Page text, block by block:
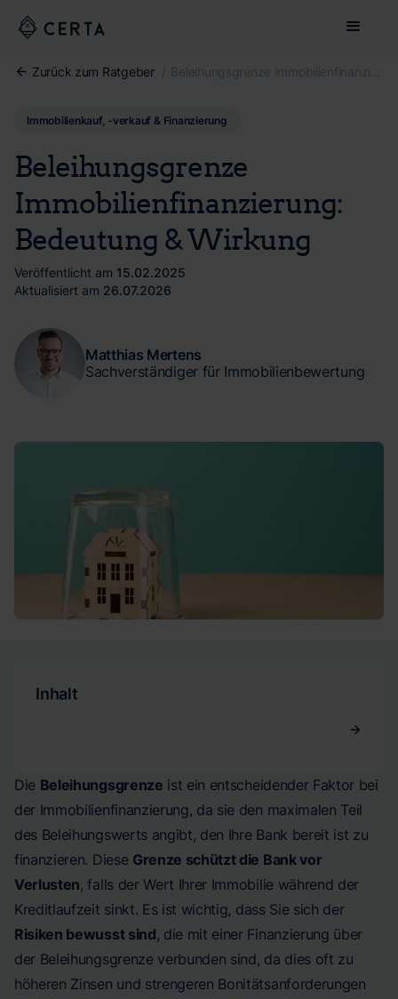
Zurück zum Ratgeber /
Immobilienkauf, -verkauf & Finanzierung
Beleihungsgrenze
Immobilienfinanzierung:
Bedeutung & Wirkung
Veröffentlicht am 15.02.2025
Aktualisiert am 26.07.2026
Matthias Mertens
Sachverständiger für Immobilienbewertung
Inhalt
Die Beleihungsgrenze ist ein entscheidender Faktor bei
der Immobilienfinanzierung, da sie den maximalen Teil
des Beleihungswerts angibt, den Ihre Bank bereit ist zu
finanzieren. Diese Grenze schützt die Bank vor
Verlusten, falls der Wert Ihrer Immobilie während der
Kreditlaufzeit sinkt. Es ist wichtig, dass Sie sich der
Risiken bewusst sind, die mit einer Finanzierung über
der Beleihungsgrenze verbunden sind, da dies oft zu
höheren Zinsen und strengeren Bonitätsanforderungen